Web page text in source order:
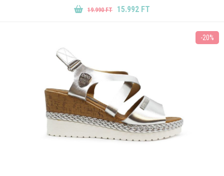
19.990 FT 15.992 FT
-20%